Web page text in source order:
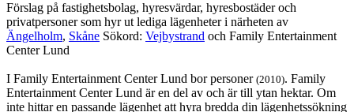
Förslag på fastighetsbolag, hyresvärdar, hyresbostäder och
privatpersoner som hyr ut lediga lägenheter i närheten av
Ängelholm, Skåne Sökord: Vejbystrand och Family Entertainment
Center Lund
I Family Entertainment Center Lund bor personer (2010). Family
Entertainment Center Lund är en del av och är till ytan hektar. Om
inte hittar en passande lägenhet att hyra bredda din lägenhetssökning